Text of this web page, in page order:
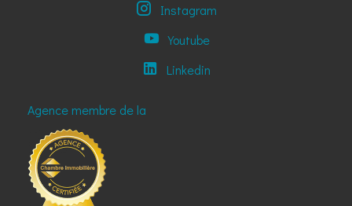
Instagram
Youtube
Linkedin
Agence membre de la